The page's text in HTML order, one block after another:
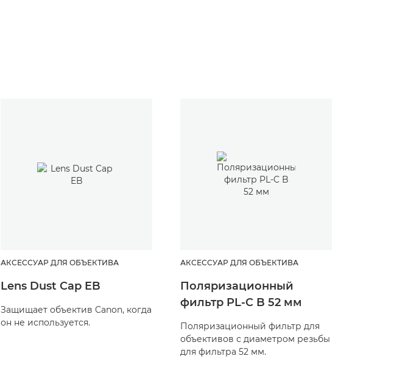
АКСЕССУАР ДЛЯ ОБЪЕКТИВА
Lens Dust Cap EB
Защищает объектив Canon, когда
он не используется.
АКСЕССУАР ДЛЯ ОБЪЕКТИВА
Поляризационный
фильтр PL-C B 52 мм
Поляризационный фильтр для
объективов с диаметром резьбы
для фильтра 52 мм.